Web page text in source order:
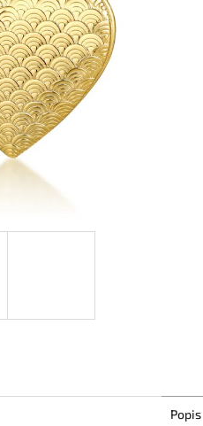
Popis